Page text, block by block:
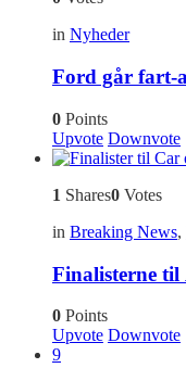
in Nyheder
Ford går fart-
0 Points
Upvote Downvote
1 Shares0 Votes
in Breaking News,
Finalisterne til
0 Points
Upvote Downvote
9